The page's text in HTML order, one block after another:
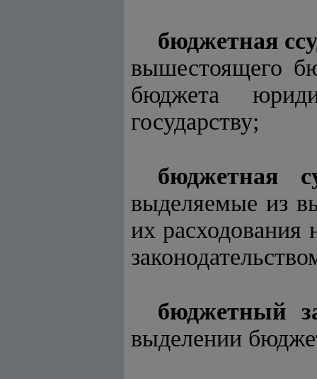
бюджетная
вышестоящего
бюджета
государству;
бюджетная
выделяемые из
их расходования
бюджетный
выделении